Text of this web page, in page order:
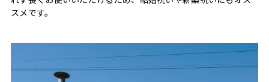
スメです。